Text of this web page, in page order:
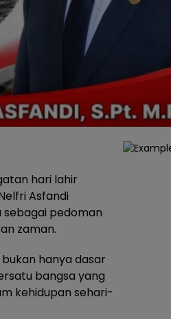
hari lahir
Asfandi
sebagai pedoman
zaman.
hanya dasar
bangsa yang
kehidupan sehari-